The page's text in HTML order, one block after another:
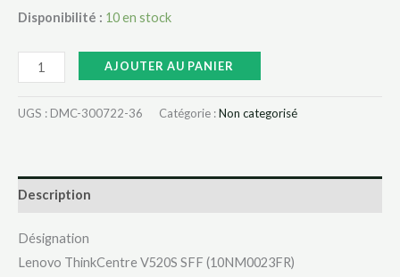
Disponibilité : 10 en stock
AJOUTER AU PANIER
UGS : DMC-300722-36 Catégorie :Non categorisé
Description
Désignation
Lenovo ThinkCentre V520S SFF (10NM0023FR)